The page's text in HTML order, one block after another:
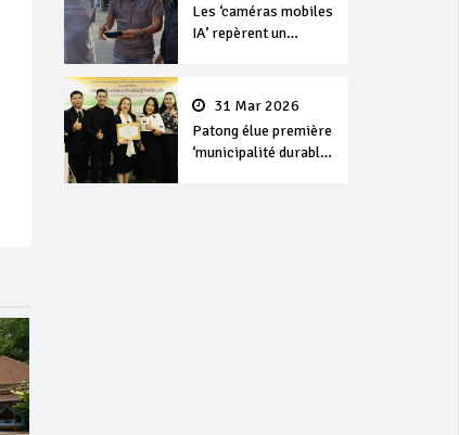
Les ‘caméras mobiles
IA’ repèrent un
séjour31 Mar 2026
Patong élue première
‘municipalité durable’